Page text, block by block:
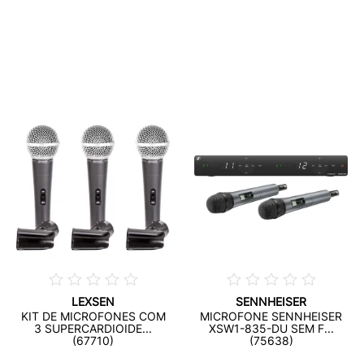
LEXSEN
KIT DE MICROFONES COM
3 SUPERCARDIOIDE...
(67710)
SENNHEISER
MICROFONE SENNHEISER
XSW1-835-DU SEM F...
(75638)